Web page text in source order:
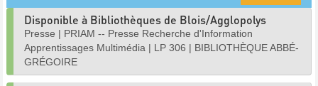
Disponible à Bibliothèques de Blois/Agglopolys
Presse | PRIAM -- Presse Recherche d'Information
Apprentissages Multimédia | LP 306 | BIBLIOTHÈQUE ABBÉ-
GRÉGOIRE